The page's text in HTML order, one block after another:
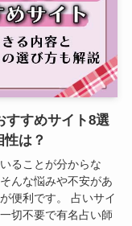
すすめサイト8選
性は？
ることが分からな
んな悩みや不安があ
便利です。 占いサイ
切不要で有名占い師